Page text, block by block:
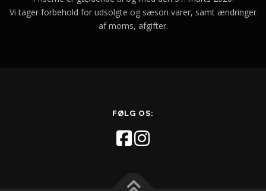
Vi tager forbehold for udsolgte og sæson varer, samt ændringer
af moms, afgifter.
FØLG OS: